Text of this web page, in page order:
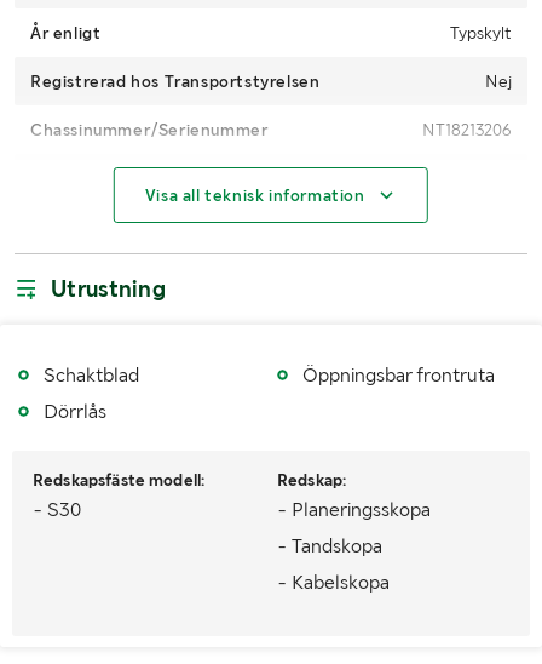
År enligt Typskylt
Registrerad hos Transportstyrelsen Nej
Chassinummer/Serienummer NT18213206
Drifttimmar
Drivmedel Diesel
Bandtyp
Bandbredd (mm)
Antal nycklar
Visa all teknisk information
Utrustning
Schaktblad
Dörrlås
Öppningsbar frontruta
Redskapsfäste modell:
- S30
Redskap:
- Planeringsskopa
- Tandskopa
- Kabelskopa